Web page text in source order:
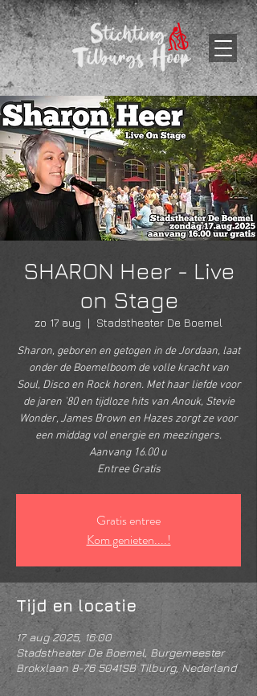
SHARON Heer - Live
on Stage
zo 17 aug
  |
Stadstheater De Boemel
Sharon, geboren en getogen in de Jordaan, laat
onder de Boemelboom de volle kracht van
Soul, Disco en Rock horen. Met haar liefde voor
de jaren ’80 en tijdloze hits van Anouk, Stevie
Wonder, James Brown en Hazes zorgt ze voor
een middag vol energie en meezingers.
Aanvang 16.00 u
Entree Gratis
Gratis entree
Kom genieten....!
Tijd en locatie
17 aug 2025, 16:00
Stadstheater De Boemel, Burgemeester
Brokxlaan 8-76 5041SB Tilburg, Nederland